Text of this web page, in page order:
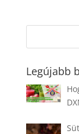
Legújabb